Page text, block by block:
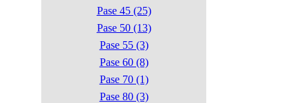
Pase 45 (25)
Pase 50 (13)
Pase 55 (3)
Pase 60 (8)
Pase 70 (1)
Pase 80 (3)